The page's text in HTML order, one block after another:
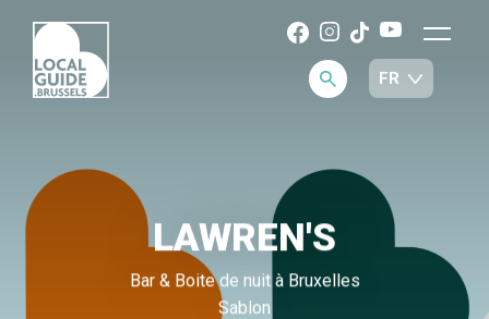
LAWREN'S
Bar & Boite de nuit à Bruxelles
Sablon